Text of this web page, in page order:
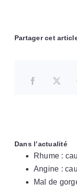
Partager cet
Dans l’actualité
Rhume :
Angine :
Mal de